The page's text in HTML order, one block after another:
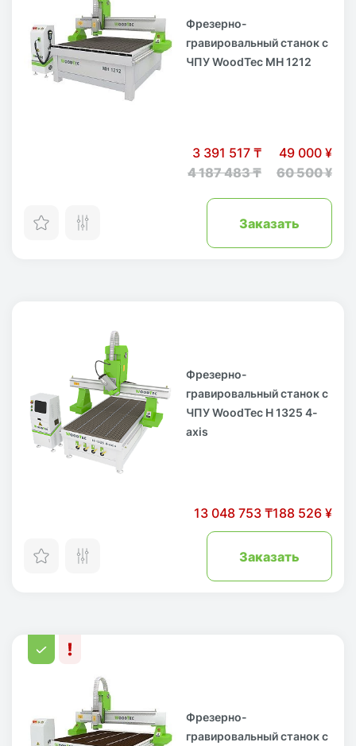
Фрезерно-
гравировальный станок с
ЧПУ WoodTec MH 1212
3 391 517 ₸
4 187 483 ₸
49 000 ¥
60 500 ¥
Заказать
Фрезерно-
гравировальный станок с
ЧПУ WoodTec H 1325 4-
axis
13 048 753 ₸188 526 ¥
Заказать
Фрезерно-
гравировальный станок с